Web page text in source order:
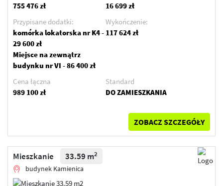
755 476 zł
16 699 zł
Przypisane dodatki:
komórka lokatorska nr K4 -
29 600 zł
Miejsce na zewnątrz
budynku nr VI - 86 400 zł
Wykończenie:
117 624 zł
Cena łączna
989 100 zł
Standard
DO ZAMIESZKANIA
ZOBACZ SZCZEGÓŁY
Mieszkanie 33.59 m2
budynek Kamienica